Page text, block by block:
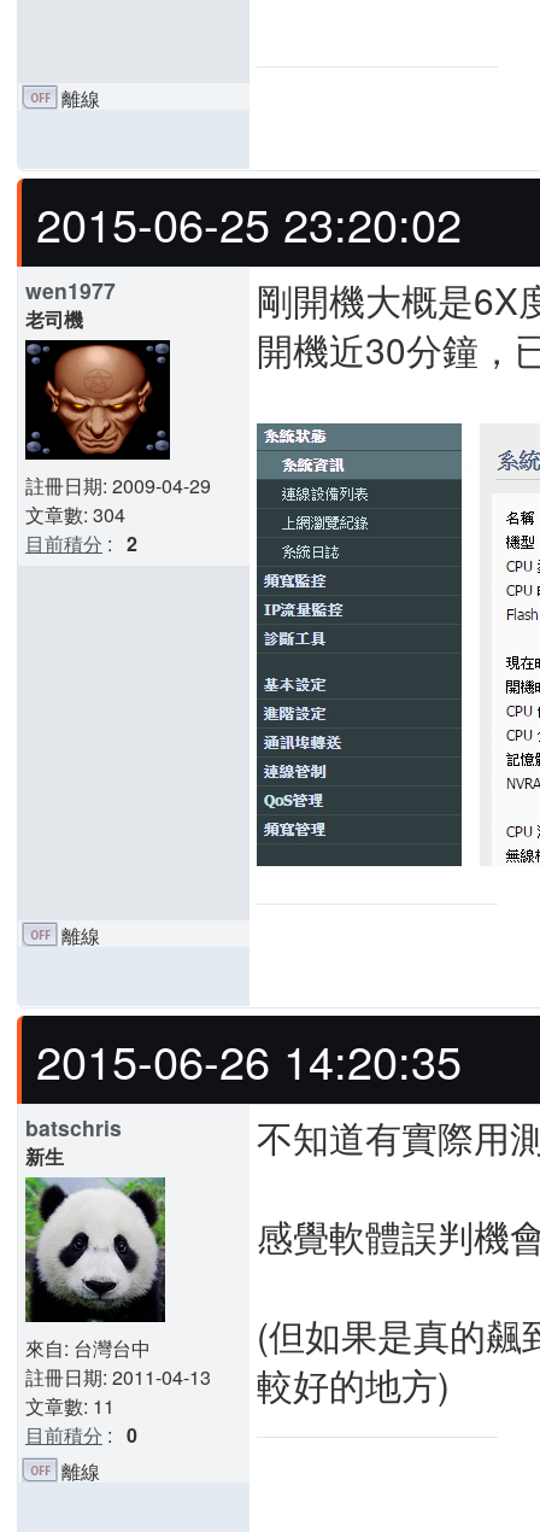
離線
2015-06-25 23:20:02
wen1977
老司機
註冊日期: 2009-04-29
文章數: 304
目前積分 : 2
剛開機大概是6X
開機近30分鐘，
離線
2015-06-26 14:20:35
batschris
新生
來自: 台灣台中
註冊日期: 2011-04-13
文章數: 11
目前積分 : 0
不知道有實際用
感覺軟體誤判機
(但如果是真的飆
較好的地方)
離線